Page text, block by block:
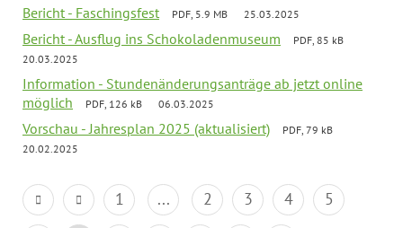
Bericht - Faschingsfest PDF, 5.9 MB 25.03.2025
Bericht - Ausflug ins Schokoladenmuseum
PDF, 85 kB
20.03.2025
Information - Stundenänderungsanträge ab jetzt online
möglich
PDF, 126 kB 06.03.2025
Vorschau - Jahresplan 2025 (aktualisiert)
PDF, 79 kB
20.02.2025
1 ... 2 3 4
5